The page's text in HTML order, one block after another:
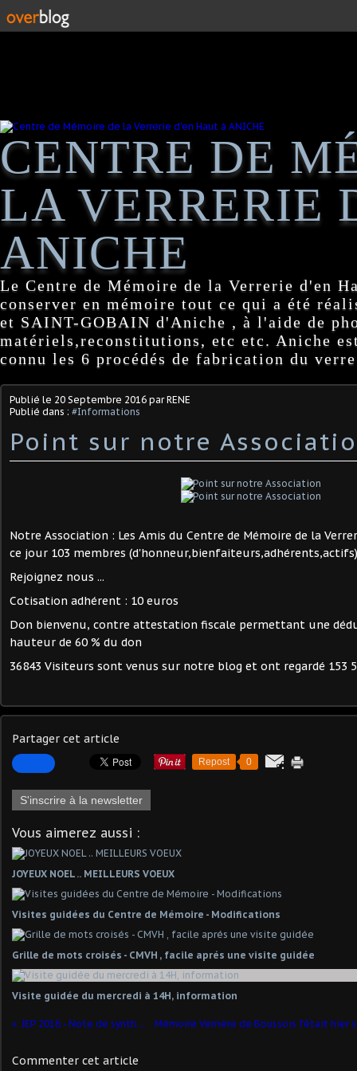
CENTRE DE
LA VERRERIE
ANICHE
Le Centre de Mémoire de la Verrerie d'en
conserver en mémoire tout ce qui a été
et SAINT-GOBAIN d'Aniche , à l'aide de
matériels,reconstitutions, etc etc. Aniche
connu les 6 procédés de fabrication du
Publié le 20 Septembre 2016 par RENE
Publié dans : #Informations
Point sur notre
Notre Association : Les Amis du Centre de Mémoire de la
ce jour 103 membres (d'honneur,bienfaiteurs,adhérents,actifs)
Rejoignez nous ...
Cotisation adhérent : 10 euros
Don bienvenu, contre attestation fiscale permettant une
hauteur de 60 % du don
36843 Visiteurs sont venus sur notre blog et ont regardé 153
Partager cet article
Repost 0
S'inscrire à la newsletter
Vous aimerez aussi :
JOYEUX NOEL .. MEILLEURS VOEUX
Visites guidées du Centre de Mémoire - Modifications
Grille de mots croisés - CMVH , facile aprés une visite guidée
Visite guidée du mercredi à 14H, information
JEP 2016 - Note de synthèse
Commenter cet article